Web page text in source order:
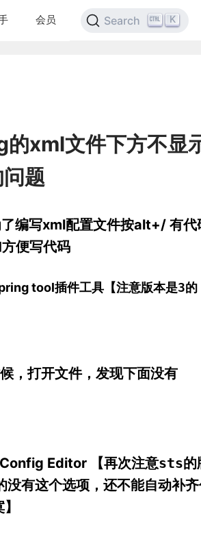
会员 Search K
xml文件下方不显
题
编写xml配置文件按alt+/ 有代
便写代码
tool插件工具【注意版本是3的
，打开文件，发现下面没有
Editor 【再次注意sts的
没有这个选项，还不能自动补